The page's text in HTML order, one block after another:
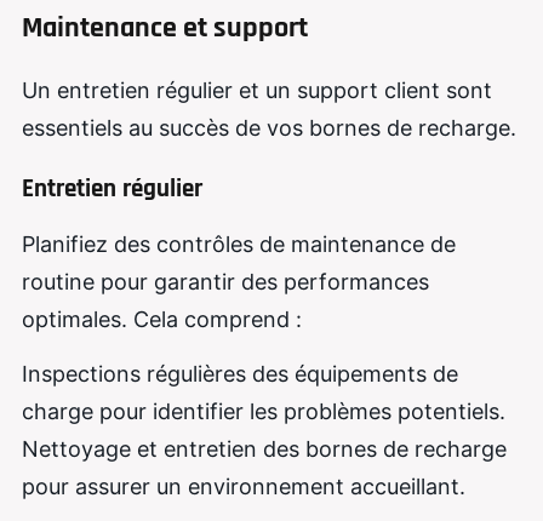
Maintenance et support
Un entretien régulier et un support client sont
essentiels au succès de vos bornes de recharge.
Entretien régulier
Planifiez des contrôles de maintenance de
routine pour garantir des performances
optimales. Cela comprend :
Inspections régulières des équipements de
charge pour identifier les problèmes potentiels.
Nettoyage et entretien des bornes de recharge
pour assurer un environnement accueillant.